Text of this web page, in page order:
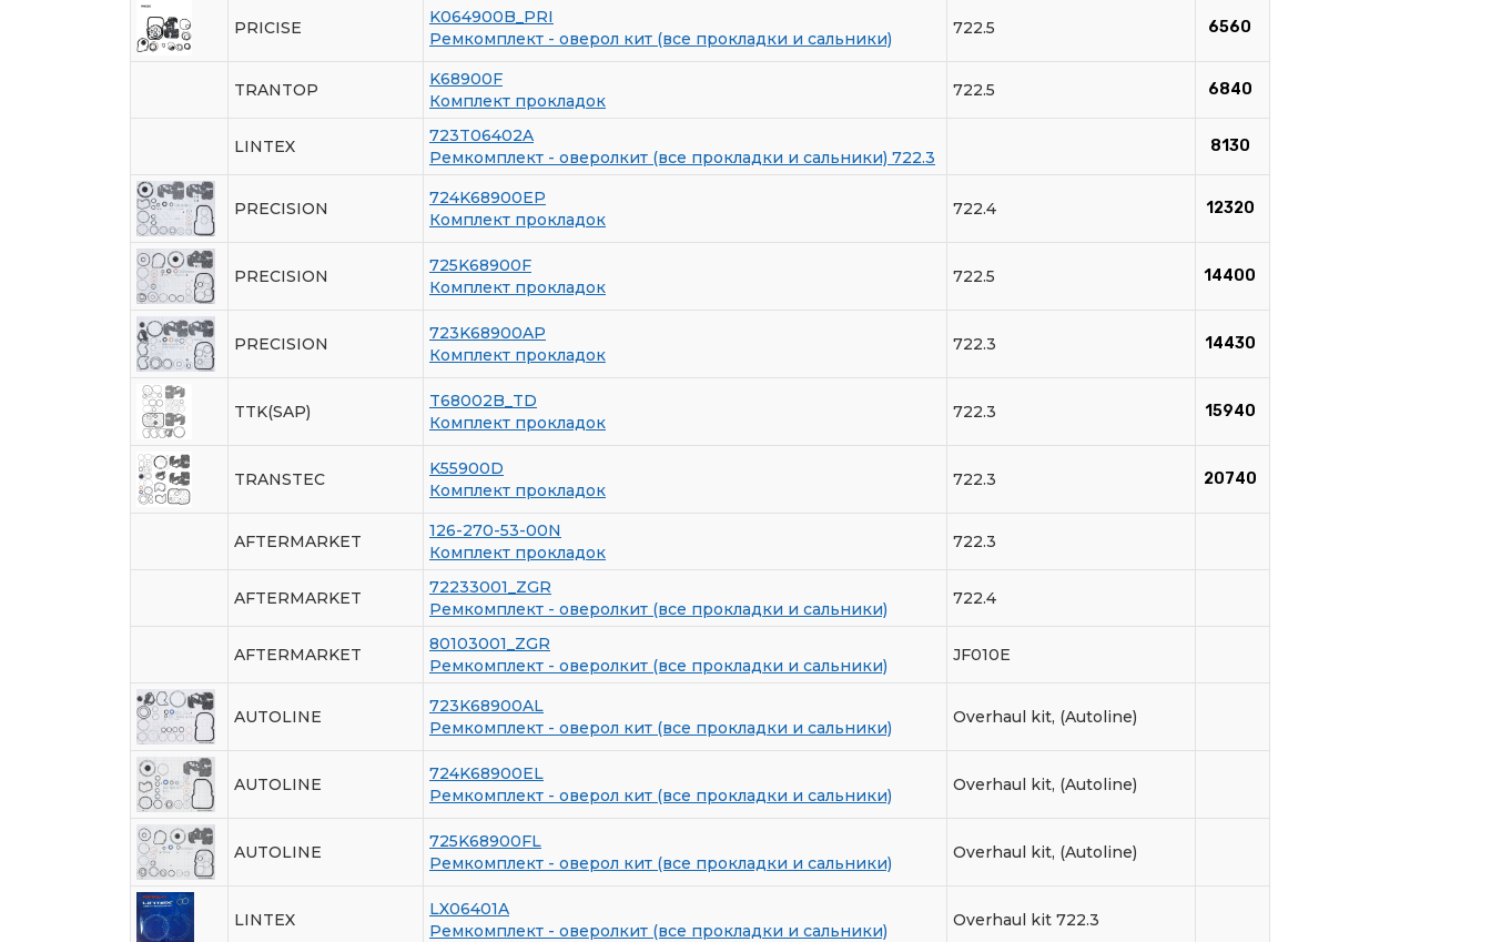
PRICISE
K064900B_PRI
Ремкомплект - оверол кит (все прокладки и сальники)
722.5 6560
TRANTOP
K68900F
Комплект прокладок
722.5 6840
LINTEX
723T06402A
Ремкомплект - оверолкит (все прокладки и сальники) 722.3
8130
PRECISION
724K68900EP
Комплект прокладок
722.4 12320
PRECISION
725K68900F
Комплект прокладок
722.5 14400
PRECISION
723K68900AP
Комплект прокладок
722.3 14430
TTK(SAP)
T68002B_TD
Комплект прокладок
722.3 15940
TRANSTEC
K55900D
Комплект прокладок
722.3 20740
AFTERMARKET
126-270-53-00N
Комплект прокладок
722.3
AFTERMARKET
72233001_ZGR
Ремкомплект - оверолкит (все прокладки и сальники)
722.4
AFTERMARKET
80103001_ZGR
Ремкомплект - оверолкит (все прокладки и сальники)
JF010E
AUTOLINE
723K68900AL
Ремкомплект - оверол кит (все прокладки и сальники)
Overhaul kit, (Autoline)
AUTOLINE
724K68900EL
Ремкомплект - оверол кит (все прокладки и сальники)
Overhaul kit, (Autoline)
AUTOLINE
725K68900FL
Ремкомплект - оверол кит (все прокладки и сальники)
Overhaul kit, (Autoline)
LINTEX
LX06401A
Ремкомплект - оверолкит (все прокладки и сальники)
Overhaul kit 722.3